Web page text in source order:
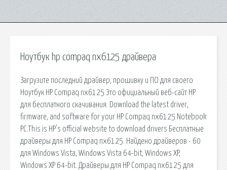
Ноутбук hp compaq nx6125 драйвера
Загрузите последний драйвер, прошивку и ПО для своего
Ноутбук HP Compaq nx6125.Это официальный веб-сайт HP
для бесплатного скачивания. Download the latest driver,
firmware, and software for your HP Compaq nx6125 Notebook
PC.This is HP's official website to download drivers Бесплатные
драйверы для HP Compaq nx6125. Найдено драйверов - 60
для Windows Vista, Windows Vista 64-bit, Windows XP,
Windows XP 64-bit. Драйверы для HP Compaq nx6125 для